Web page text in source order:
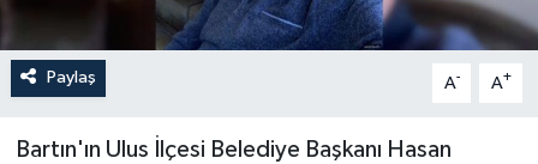
Paylaş A- A+
Bartın'ın Ulus İlçesi Belediye Başkanı Hasan
Tarım
Turizm